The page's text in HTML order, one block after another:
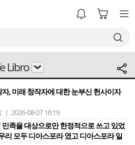
Libro
, 미래 창작자에 대한 눈부신 헌사이자
| 2026-08-07 16:19
족을 대상으로만 한정적으로 쓰고 있었
리 모두 디아스포라 였고 디아스포라 일